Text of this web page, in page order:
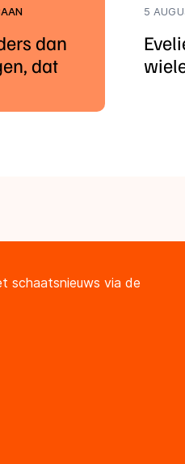
dan
dat
5
schaatsnieuws via de